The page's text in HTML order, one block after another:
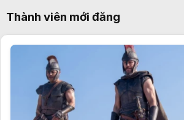
Thành viên mới đăng